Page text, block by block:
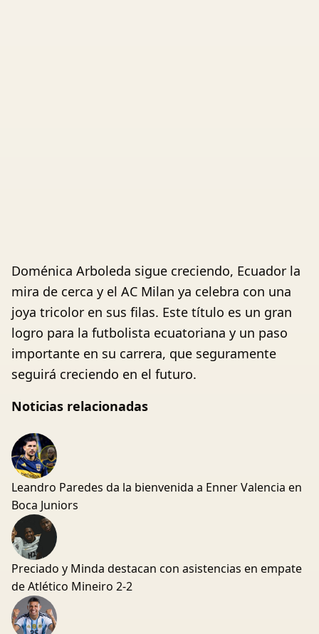
Doménica Arboleda sigue creciendo, Ecuador la
mira de cerca y el AC Milan ya celebra con una
joya tricolor en sus filas. Este título es un gran
logro para la futbolista ecuatoriana y un paso
importante en su carrera, que seguramente
seguirá creciendo en el futuro.
Noticias relacionadas
Leandro Paredes da la bienvenida a Enner Valencia en
Boca Juniors
Preciado y Minda destacan con asistencias en empate
de Atlético Mineiro 2-2